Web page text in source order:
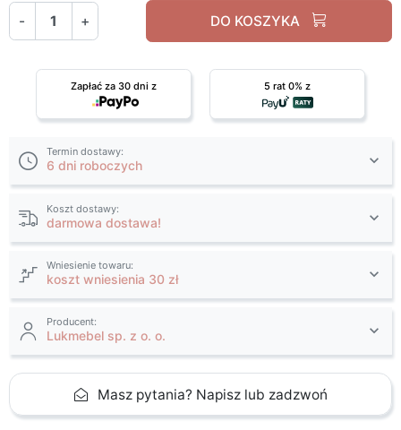
- + DO KOSZYKA
Zapłać za 30 dni z 5 rat 0% z
Termin dostawy:
6 dni roboczych
Koszt dostawy:
darmowa dostawa!
Wniesienie towaru:
koszt wniesienia 30 zł
Producent:
Lukmebel sp. z o. o.
Masz pytania? Napisz lub zadzwoń